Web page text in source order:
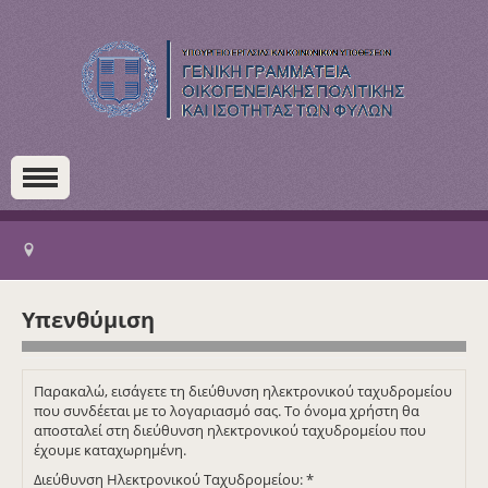
Υπενθύμιση
Παρακαλώ, εισάγετε τη διεύθυνση ηλεκτρονικού ταχυδρομείου
που συνδέεται με το λογαριασμό σας. Το όνομα χρήστη θα
αποσταλεί στη διεύθυνση ηλεκτρονικού ταχυδρομείου που
έχουμε καταχωρημένη.
Διεύθυνση Ηλεκτρονικού Ταχυδρομείου:*